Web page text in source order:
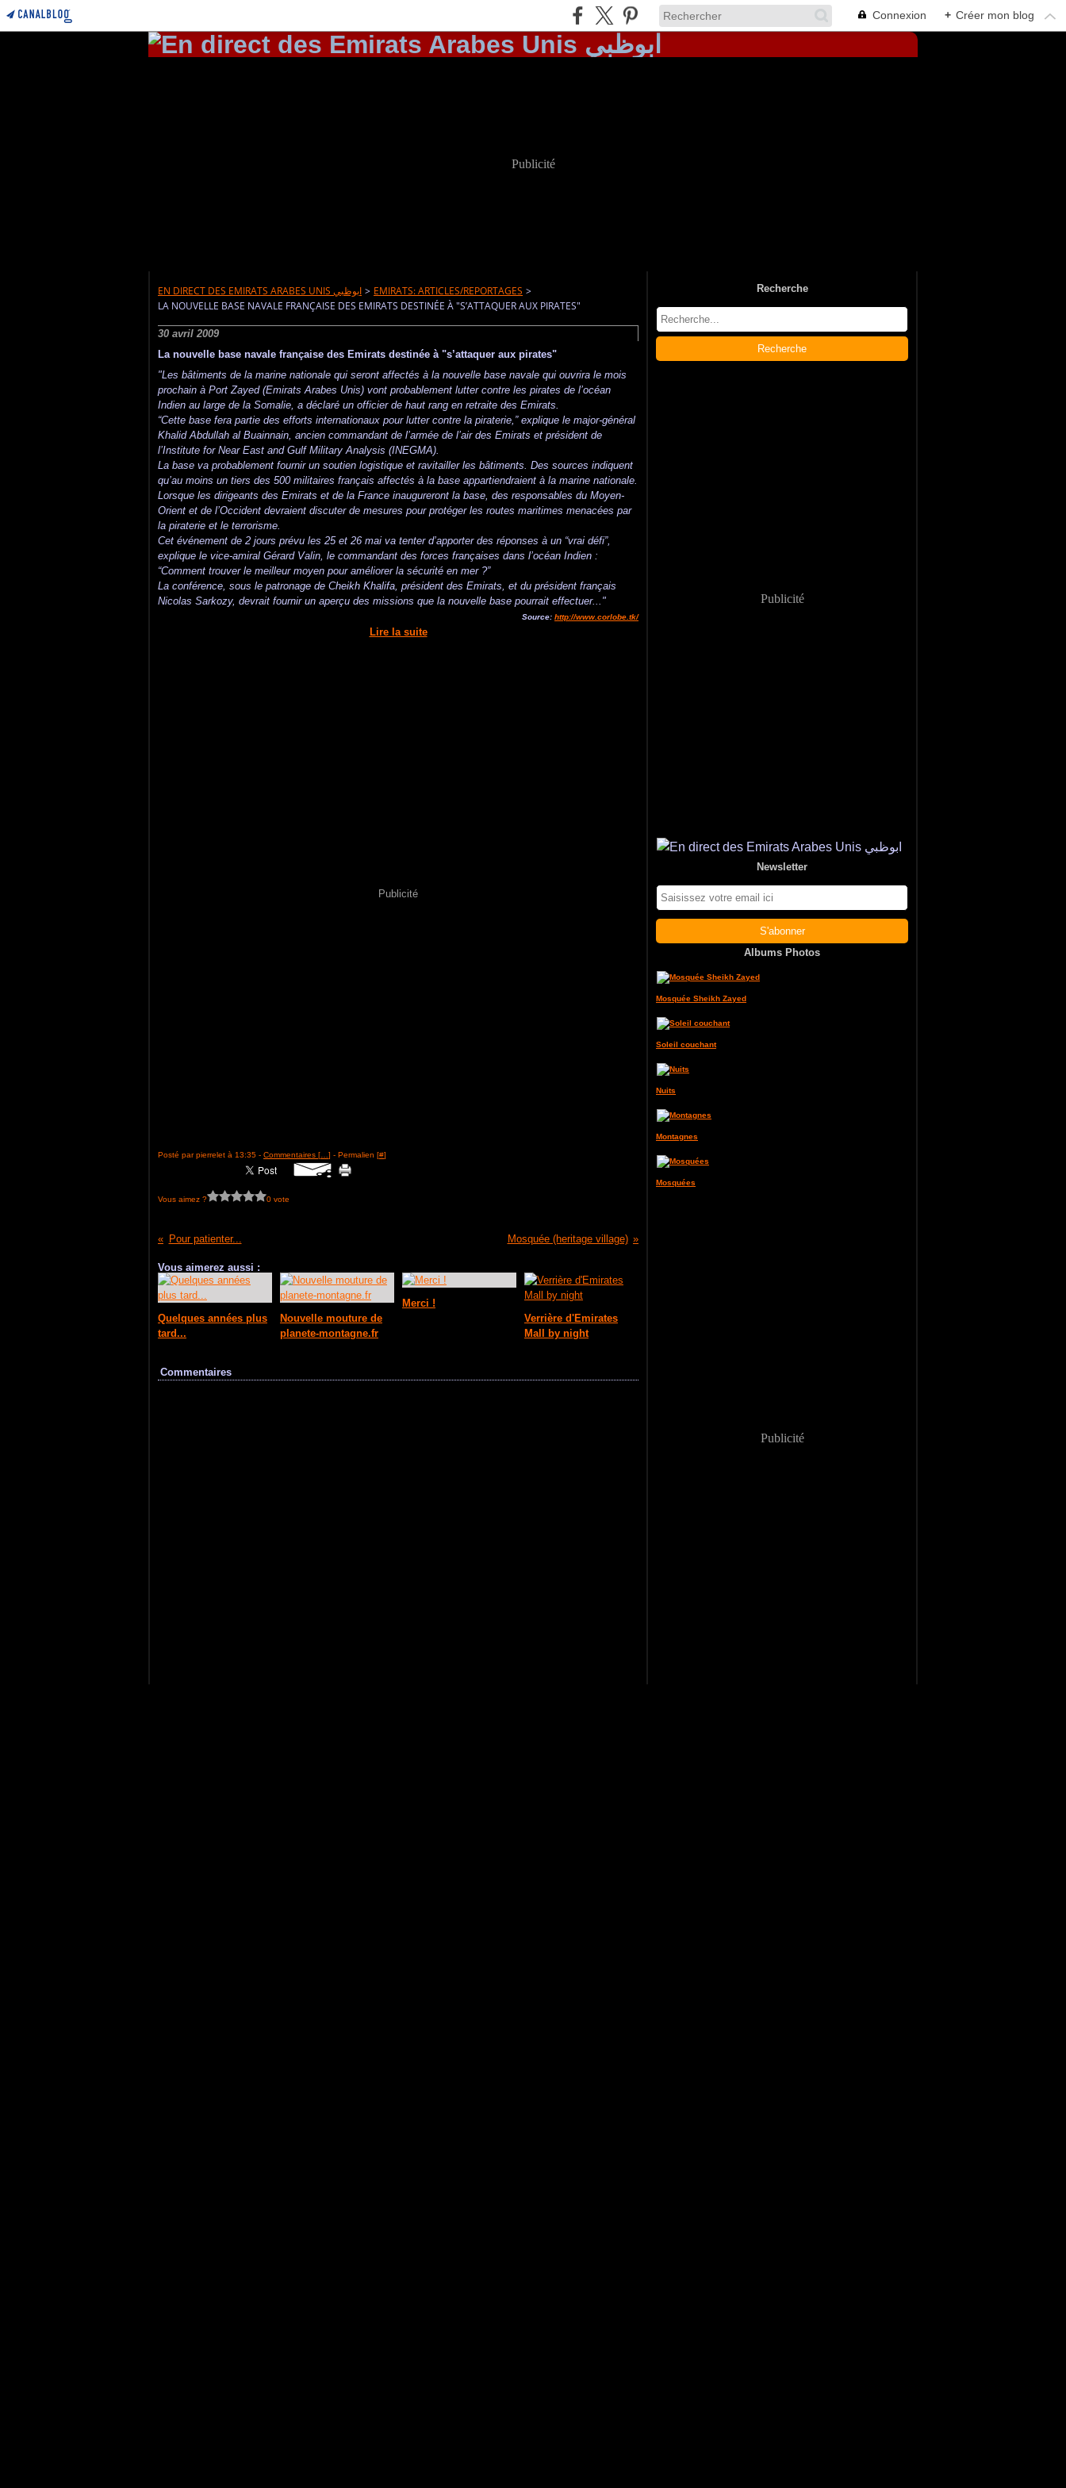
Connexion + Créer mon blog
Publicité
EN DIRECT DES EMIRATS ARABES UNIS ابوظبي > EMIRATS: ARTICLES/REPORTAGES >
LA NOUVELLE BASE NAVALE FRANÇAISE DES EMIRATS DESTINÉE À "S’ATTAQUER AUX PIRATES"
30 avril 2009
La nouvelle base navale française des Emirats destinée à "s’attaquer aux pirates"
"Les bâtiments de la marine nationale qui seront affectés à la nouvelle base navale qui ouvrira le mois
prochain à Port Zayed (Emirats Arabes Unis) vont probablement lutter contre les pirates de l’océan
Indien au large de la Somalie, a déclaré un officier de haut rang en retraite des Emirats.
“Cette base fera partie des efforts internationaux pour lutter contre la piraterie,” explique le major-général
Khalid Abdullah al Buainnain, ancien commandant de l’armée de l’air des Emirats et président de
l’Institute for Near East and Gulf Military Analysis (INEGMA).
La base va probablement fournir un soutien logistique et ravitailler les bâtiments. Des sources indiquent
qu’au moins un tiers des 500 militaires français affectés à la base appartiendraient à la marine nationale.
Lorsque les dirigeants des Emirats et de la France inaugureront la base, des responsables du Moyen-
Orient et de l’Occident devraient discuter de mesures pour protéger les routes maritimes menacées par
la piraterie et le terrorisme.
Cet événement de 2 jours prévu les 25 et 26 mai va tenter d’apporter des réponses à un “vrai défi”,
explique le vice-amiral Gérard Valin, le commandant des forces françaises dans l’océan Indien :
“Comment trouver le meilleur moyen pour améliorer la sécurité en mer ?”
La conférence, sous le patronage de Cheikh Khalifa, président des Emirats, et du président français
Nicolas Sarkozy, devrait fournir un aperçu des missions que la nouvelle base pourrait effectuer..."
Source: http://www.corlobe.tk/
Lire la suite
Publicité
Posté par pierrelet à 13:35 - Commentaires [ ] - Permalien [#]
Vous aimez ? 0 vote
Pour patienter... Mosquée (heritage village)
Vous aimerez aussi :
Quelques années plus
tard...
Nouvelle mouture de
planete-montagne.fr
Merci !
Verrière d'Emirates
Mall by night
Commentaires
Recherche
Publicité
Newsletter
Albums Photos
Mosquée Sheikh Zayed
Soleil couchant
Nuits
Montagnes
Mosquées
Publicité